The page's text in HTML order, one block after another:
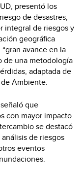
presentó los
de desastres,
integral de riesgos y
geográfica
avance en la
de una metodología
adaptada de
Ambiente.
que
con mayor impacto
se destacó
de riesgos
eventos